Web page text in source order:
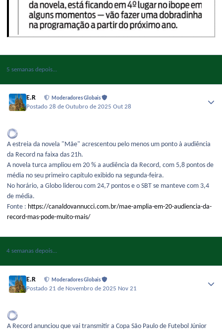
5 semanas depois...
E.R Moderadores Globais
Postado28 de Outubro de 2025Out 28
A estreia da novela "Mãe" acrescentou pelo menos um ponto à audiência
da Record na faixa das 21h.
A novela turca ampliou em 20 % a audiência da Record, com 5,8 pontos de
média no seu primeiro capítulo exibido na segunda-feira.
No horário, a Globo liderou com 24,7 pontos e o SBT se manteve com 3,4
de média.
Fonte : https://canaldovannucci.com.br/mae-amplia-em-20-audiencia-da-
record-mas-pode-muito-mais/
4 semanas depois...
E.R Moderadores Globais
Postado21 de Novembro de 2025 Nov 21
A Record anunciou que vai transmitir a Copa São Paulo de Futebol Júnior